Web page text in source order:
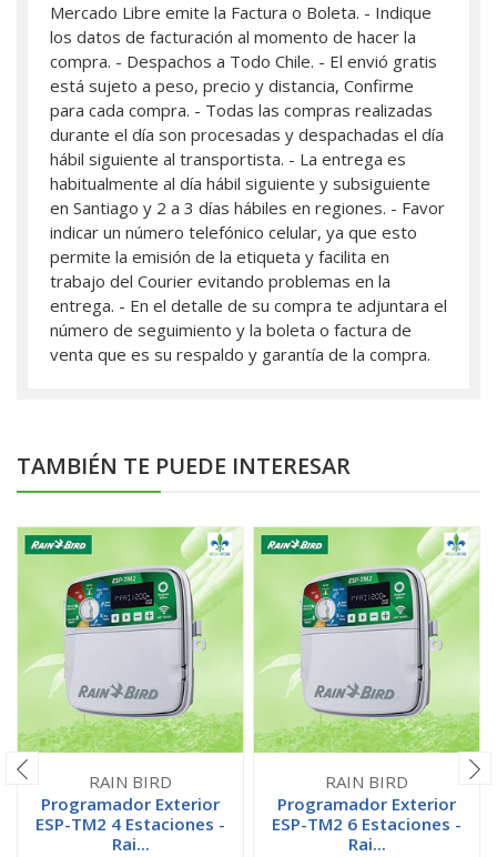
Mercado Libre emite la Factura o Boleta. - Indique
los datos de facturación al momento de hacer la
compra. - Despachos a Todo Chile. - El envió gratis
está sujeto a peso, precio y distancia, Confirme
para cada compra. - Todas las compras realizadas
durante el día son procesadas y despachadas el día
hábil siguiente al transportista. - La entrega es
habitualmente al día hábil siguiente y subsiguiente
en Santiago y 2 a 3 días hábiles en regiones. - Favor
indicar un número telefónico celular, ya que esto
permite la emisión de la etiqueta y facilita en
trabajo del Courier evitando problemas en la
entrega. - En el detalle de su compra te adjuntara el
número de seguimiento y la boleta o factura de
venta que es su respaldo y garantía de la compra.
TAMBIÉN TE PUEDE INTERESAR
RAIN BIRD
Programador Exterior
ESP-TM2 4 Estaciones -
Rai...
RAIN BIRD
Programador Exterior
ESP-TM2 6 Estaciones -
Rai...